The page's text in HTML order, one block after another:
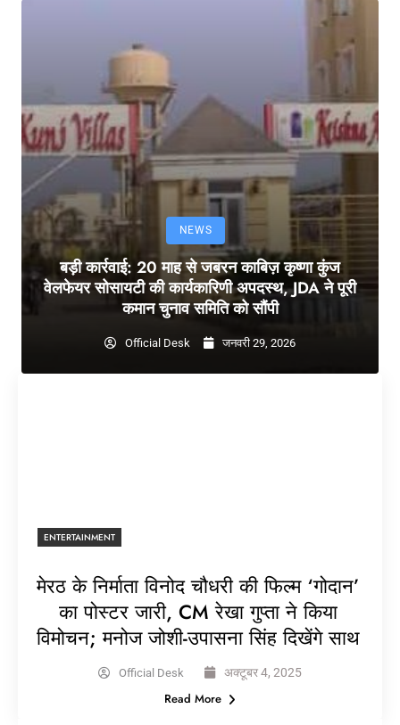
NEWS
बड़ी कार्रवाई: 20 माह से जबरन काबिज़ कृष्णा कुंज
वेलफेयर सोसायटी की कार्यकारिणी अपदस्थ, JDA ने पूरी
कमान चुनाव समिति को सौंपी
Official Desk जनवरी 29, 2026
ENTERTAINMENT
मेरठ के निर्माता विनोद चौधरी की फिल्म ‘गोदान’
का पोस्टर जारी, CM रेखा गुप्ता ने किया
विमोचन; मनोज जोशी-उपासना सिंह दिखेंगे साथ
Official Desk अक्टूबर 4, 2025
Read More